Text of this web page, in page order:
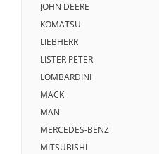
JOHN DEERE
KOMATSU
LIEBHERR
LISTER PETER
LOMBARDINI
MACK
MAN
MERCEDES-BENZ
MITSUBISHI